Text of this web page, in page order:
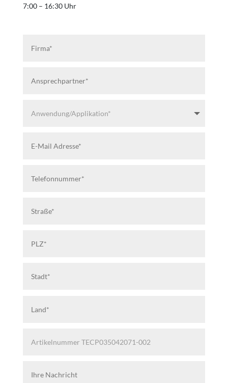
7:00 – 16:30 Uhr